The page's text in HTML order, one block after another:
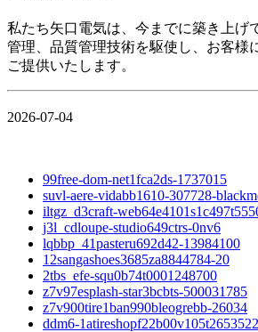
私たち矢口電気は、今までに築き上げ
管理、品質管理技術を駆使し、お客様
ご提供いたします。
2026-07-04
99free-dom-net1fca2ds-1737015
suvl-aere-vidabb1610-307728-
iltgz_d3craft-
j3l_cdloupe-studio649ctrs-0nv6
lqbbp_41pasteru692d42-13984100
12sangashoes3685za8844784-20
2tbs_efe-squ0b74t0001248700
z7v97esplash-star3bcbts-500031785
z7v900tire1ban990bleogrebb-26034
ddm6-